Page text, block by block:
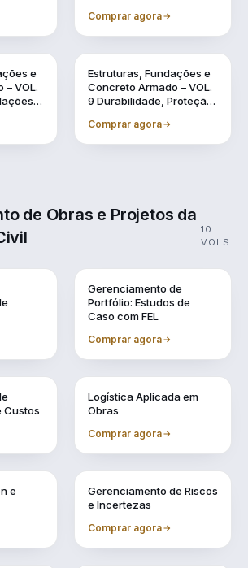
de Software BIM
Comprar agora
e
– VOL.
Estruturas, Fundações e
Concreto Armado – VOL.
9 Durabilidade, Proteção
Estruturas
Comprar agora
de Obras e Projetos da
10
VOLS
Gerenciamento de
Portfólio: Estudos de
Caso com FEL
Comprar agora
Custos
Vol. 3
Logística Aplicada em
Obras
Comprar agora
e
Gerenciamento de Riscos
e Incertezas
Comprar agora